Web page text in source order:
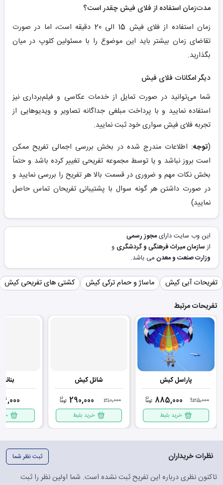
مدت‌زمان استفاده از فلای فیش چقدر است؟
زمان استفاده از فلای فیش 15 الی 20 دقیقه است، اما در صورت
تقاضای زمان بیشتر باید این موضوع را با مسئولین کلوپ در میان
بگذارید.
دیگر امکانات فلای فیش
شما می‌توانید در صورت تمایل از خدمات عکاسی و فیلم‌برداری نیز
استفاده نمایید و با پرداخت مبلغی جداگانه تصاویر و ویدیوهایی از
تجربه فلای فیش سواری خود ثبت نمایید.
(توجه: اطلاعات مندرج شده در بخش بررسی اجمالی تفریح ممکن
است بروز نباشد و یا توسط مجموعه تفریحی تغییر کرده باشد و حتماً
بخش نکات مهم و ضروری در قسمت بالا هر تفریح را بررسی نمایید و
در صورت داشتن هر گونه سوال با پشتیبانی تفریحان تماس حاصل
نمایید)
این وب سایت دارایمجوز رسمی
ازسازمان میراث فرهنگی و گردشگری و
وزارت صنعت و معدنمی باشد.
تفریحات آبی کیش ماساژ و حمام ترکی کیش
کشتی های تفریحی کیش
تفریحات مرتبط
پاراسل کیش
935,000
885,000
خرید بلیط
شاتل کیش
310,000
290,000
خرید بلیط
نظرات خریداران ثبت نظر شما
تاکنون نظری درباره این تفریح ثبت نشده است. شما اولین نظر را ثبت